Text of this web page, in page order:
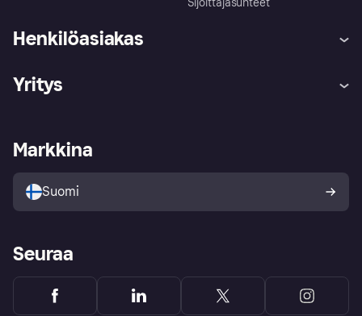
Henkilöasiakas
Kirjaudu sisään
Tutustu kauppoihin
Ostajan turva
Yritys
Kirjaudu sisään yrityksenä
Markkina
Suomi
Seuraa